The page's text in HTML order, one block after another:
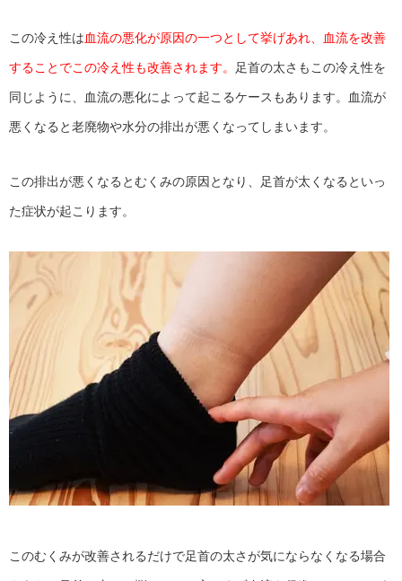
この冷え性は血流の悪化が原因の一つとして挙げあれ、血流を改善
することでこの冷え性も改善されます。 足首の太さもこの冷え性を
同じように、血流の悪化によって起こるケースもあります。血流が
悪くなると老廃物や水分の排出が悪くなってしまいます。
この排出が悪くなるとむくみの原因となり、足首が太くなるといっ
た症状が起こります。
このむくみが改善されるだけで足首の太さが気にならなくなる場合